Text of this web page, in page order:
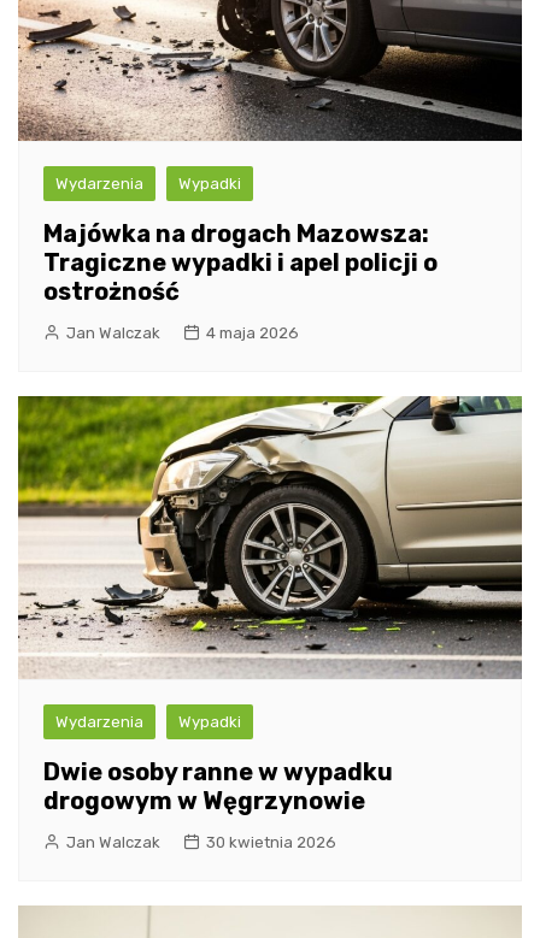
Wydarzenia Wypadki
Majówka na drogach Mazowsza:
Tragiczne wypadki i apel policji o
ostrożność
Jan Walczak 4 maja 2026
Wydarzenia Wypadki
Dwie osoby ranne w wypadku
drogowym w Węgrzynowie
Jan Walczak 30 kwietnia 2026